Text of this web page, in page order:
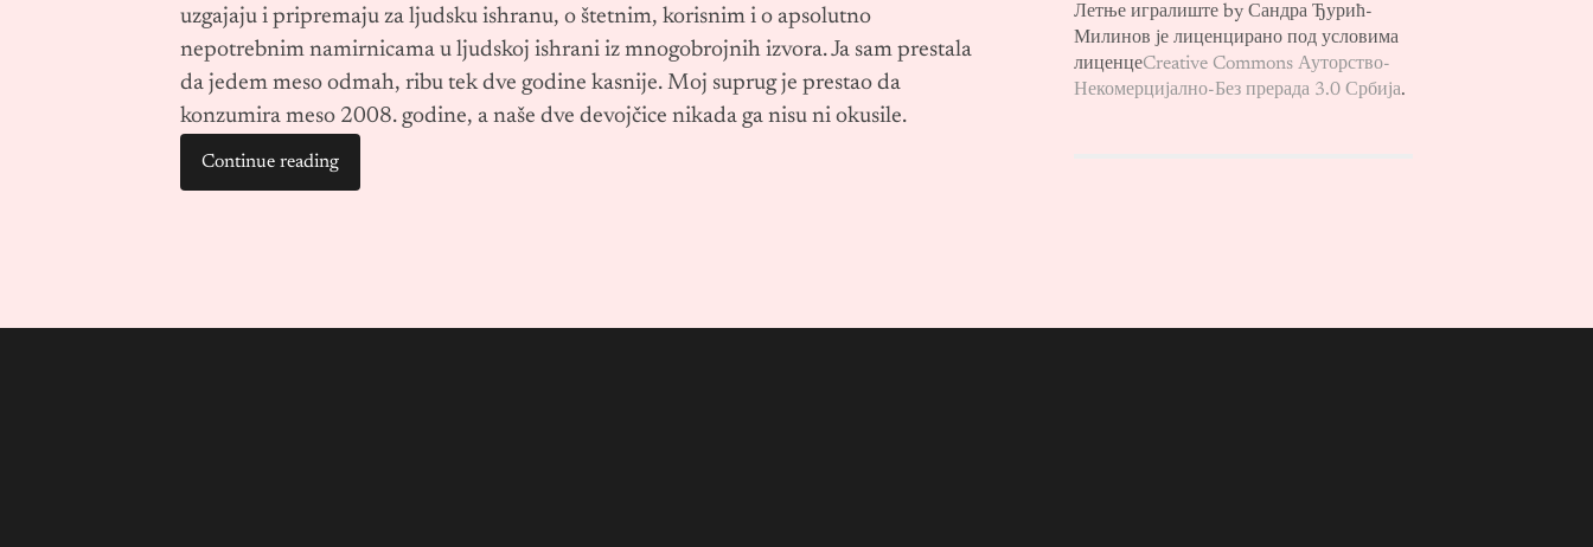
uzgajaju i pripremaju za ljudsku ishranu, o štetnim, korisnim i o apsolutno
nepotrebnim namirnicama u ljudskoj ishrani iz mnogobrojnih izvora. Ja sam prestala
da jedem meso odmah, ribu tek dve godine kasnije. Moj suprug je prestao da
konzumira meso 2008. godine, a naše dve devojčice nikada ga nisu ni okusile.
Continue reading
Летње игралиште by Сандра Ђурић-
Милинов је лиценцирано под условима
лиценцеCreative Commons Ауторство-
Некомерцијално-Без прерада 3.0 Србија.